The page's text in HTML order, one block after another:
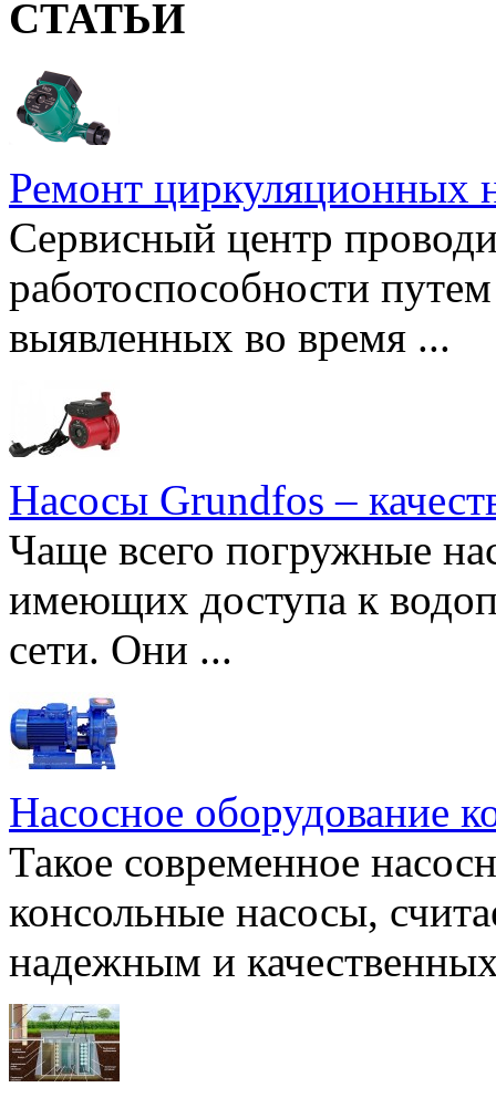
СТАТЬИ
Ремонт циркуляционных
Сервисный центр
работоспособности
выявленных во время ...
Насосы Grundfos –
Чаще всего погружные
имеющих доступа к
сети. Они ...
Насосное оборудование
Такое современное
консольные насосы,
надежным и